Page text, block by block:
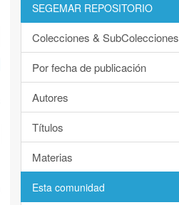
SEGEMAR REPOSITORIO
Colecciones & SubColecciones
Por fecha de publicación
Autores
Títulos
Materias
Esta comunidad